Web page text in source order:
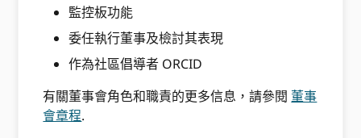
監控板功能
委任執行董事及檢討其表現
作為社區倡導者 ORCID
有關董事會角色和職責的更多信息，請參閱 董事
會章程.